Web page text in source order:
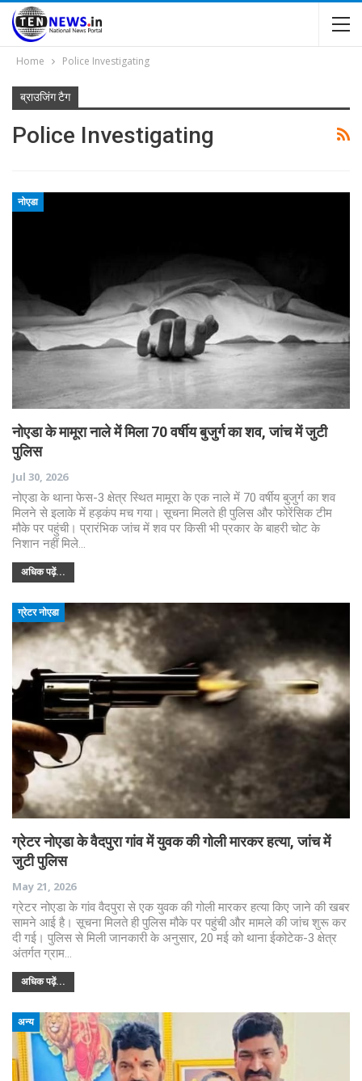
Home Police Investigating
ब्राउजिंग टैग
Police Investigating
नोएडा
नोएडा के मामूरा नाले में मिला 70 वर्षीय बुजुर्ग का शव, जांच में जुटी
पुलिस
Jul 30, 2026
नोएडा के थाना फेस-3 क्षेत्र स्थित मामूरा के एक नाले में 70 वर्षीय बुजुर्ग का शव
मिलने से इलाके में हड़कंप मच गया। सूचना मिलते ही पुलिस और फोरेंसिक टीम
मौके पर पहुंची। प्रारंभिक जांच में शव पर किसी भी प्रकार के बाहरी चोट के
निशान नहीं मिले…
अधिक पढ़ें...
ग्रेटर नोएडा
ग्रेटर नोएडा के वैदपुरा गांव में युवक की गोली मारकर हत्या, जांच में
जुटी पुलिस
May 21, 2026
ग्रेटर नोएडा के गांव वैदपुरा से एक युवक की गोली मारकर हत्या किए जाने की खबर
सामने आई है। सूचना मिलते ही पुलिस मौके पर पहुंची और मामले की जांच शुरू कर
दी गई। पुलिस से मिली जानकारी के अनुसार, 20 मई को थाना ईकोटेक-3 क्षेत्र
अंतर्गत ग्राम…
अधिक पढ़ें...
अन्य